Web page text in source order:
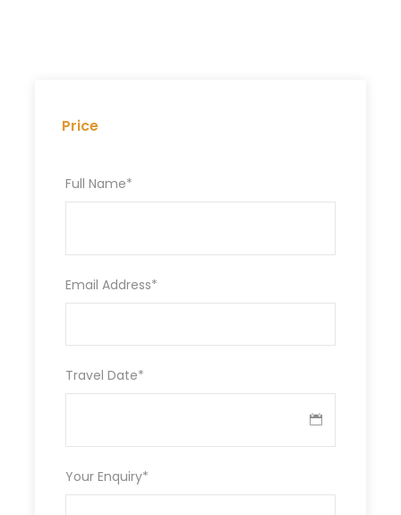
Price
Full Name*
Email Address*
Travel Date*
Your Enquiry*
Bedürfnissen und Wünschen angepasst
werden kann. Eine Privattour bedeutet, dass
eigener Fahrer, Ihr eigener Ausflug… kein
Fahrplan, keine Eile… nur ein Tag mit vielen
und mit sich tragen… Erzählen Sie uns von Ihren
Wünschen, Ihren Lieblingsbeschäftigungen,
Ihren Erwartungen… oder vertrauen Sie einfach
unserer Intuition – wir machen es perfekt! Eine
07:30 Abfahrt von unserem